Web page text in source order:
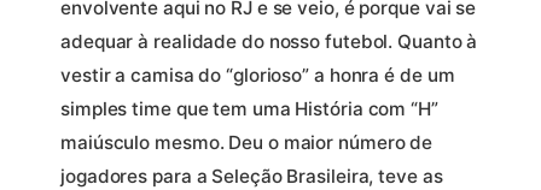
envolvente aqui no RJ e se veio, é porque vai se
adequar à realidade do nosso futebol. Quanto à
vestir a camisa do “glorioso” a honra é de um
simples time que tem uma História com “H”
maiúsculo mesmo. Deu o maior número de
jogadores para a Seleção Brasileira, teve as